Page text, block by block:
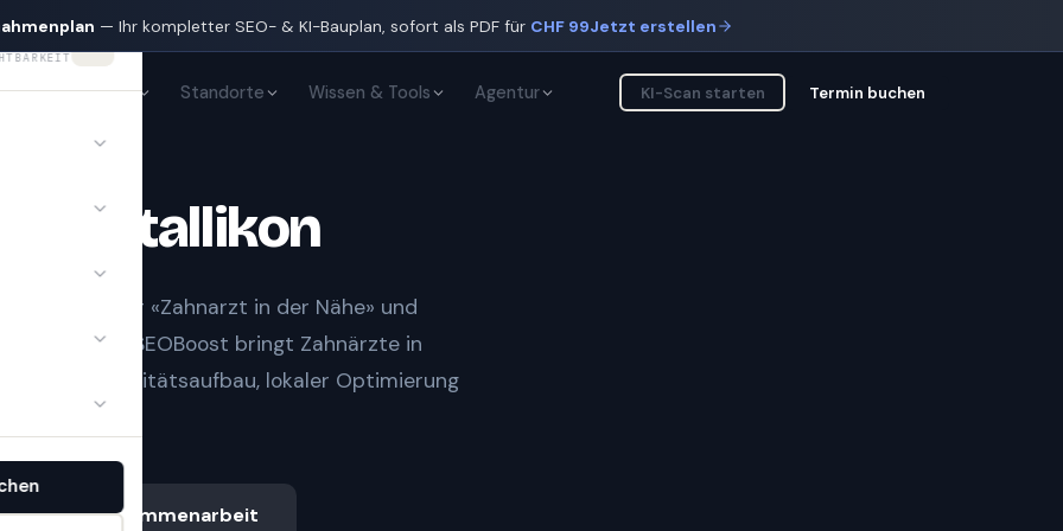
— Ihr kompletter SEO- & KI-Bauplan, sofort als PDF für CHF 99Jetzt erstellen
KI-Sichtbarkeit Standorte Wissen & Tools Agentur KI-Scan starten Termin buchen
inStallikon
Notfall» oder «Zahnarzt in der Nähe» und
Treffern.
SEOBoost bringt Zahnärzte in
Autoritätsaufbau, lokaler Optimierung
Ablauf & Zusammenarbeit